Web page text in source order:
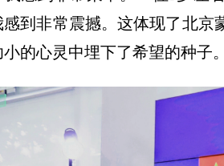
感到非常震撼。这体现了北京
小的心灵中埋下了希望的种子